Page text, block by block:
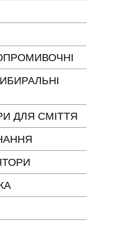
ДЛЯ СМІТТЯ